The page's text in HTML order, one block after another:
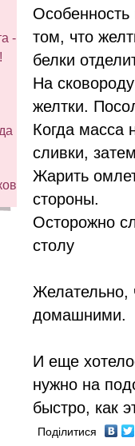
-
Особенность
том, что
белки
На
желтки.
Когда масса
сливки,
Жарить
стороны.
Осторожно
столу
Желательно,
домашними.
И еще
нужно на
быстро, как
Поділитися